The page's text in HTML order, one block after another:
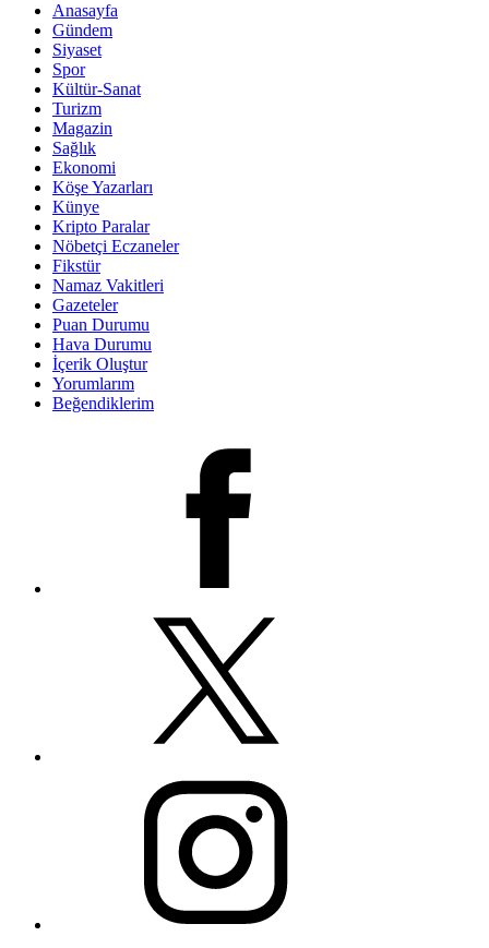
Anasayfa
Gündem
Siyaset
Spor
Kültür-Sanat
Turizm
Magazin
Sağlık
Ekonomi
Köşe Yazarları
Künye
Kripto Paralar
Nöbetçi Eczaneler
Fikstür
Namaz Vakitleri
Gazeteler
Puan Durumu
Hava Durumu
İçerik Oluştur
Yorumlarım
Beğendiklerim